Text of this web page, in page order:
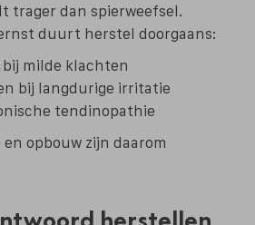
trager dan spierweefsel.
duurt herstel doorgaans:
bij milde klachten
bij langdurige irritatie
tendinopathie
en opbouw zijn daarom